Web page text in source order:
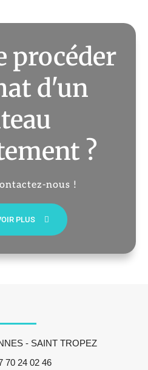
procéder
d'un
?
nous !
PLUS
- SAINT TROPEZ
70 24 02 46